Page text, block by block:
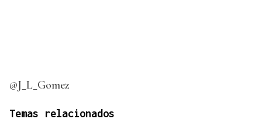
@J_L_Gomez
Temas relacionados